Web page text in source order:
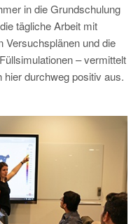
in die Grundschulung
tägliche Arbeit mit
und die
– vermittelt
durchweg positiv aus.